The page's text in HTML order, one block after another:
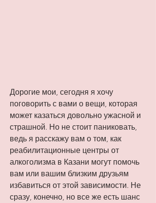
Дорогие мои, сегодня я хочу
поговорить с вами о вещи, которая
может казаться довольно ужасной и
страшной. Но не стоит паниковать,
ведь я расскажу вам о том, как
реабилитационные центры от
алкоголизма в Казани могут помочь
вам или вашим близким друзьям
избавиться от этой зависимости. Не
сразу, конечно, но все же есть шанс